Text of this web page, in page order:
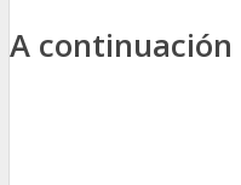
A continuación